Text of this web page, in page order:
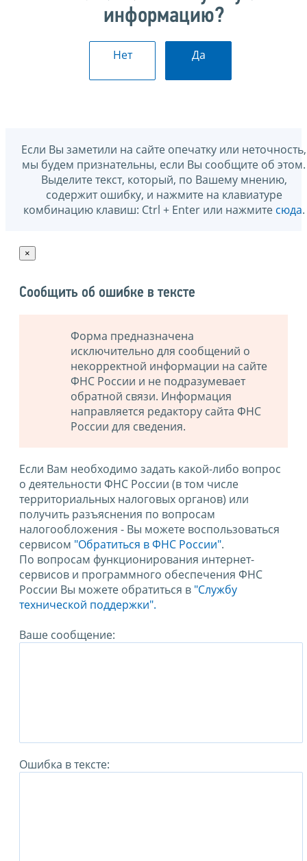
информацию?
Нет Да
Если Вы заметили на сайте опечатку или неточность,
мы будем признательны, если Вы сообщите об этом.
Выделите текст, который, по Вашему мнению,
содержит ошибку, и нажмите на клавиатуре
комбинацию клавиш: Ctrl + Enter или нажмите сюда.
×
Сообщить об ошибке в тексте
Форма предназначена
исключительно для сообщений о
некорректной информации на сайте
ФНС России и не подразумевает
обратной связи. Информация
направляется редактору сайта ФНС
России для сведения.
Если Вам необходимо задать какой-либо вопрос
о деятельности ФНС России (в том числе
территориальных налоговых органов) или
получить разъяснения по вопросам
налогообложения - Вы можете воспользоваться
сервисом "Обратиться в ФНС России".
По вопросам функционирования интернет-
сервисов и программного обеспечения ФНС
России Вы можете обратиться в "Службу
технической поддержки".
Ваше сообщение:
Ошибка в тексте: